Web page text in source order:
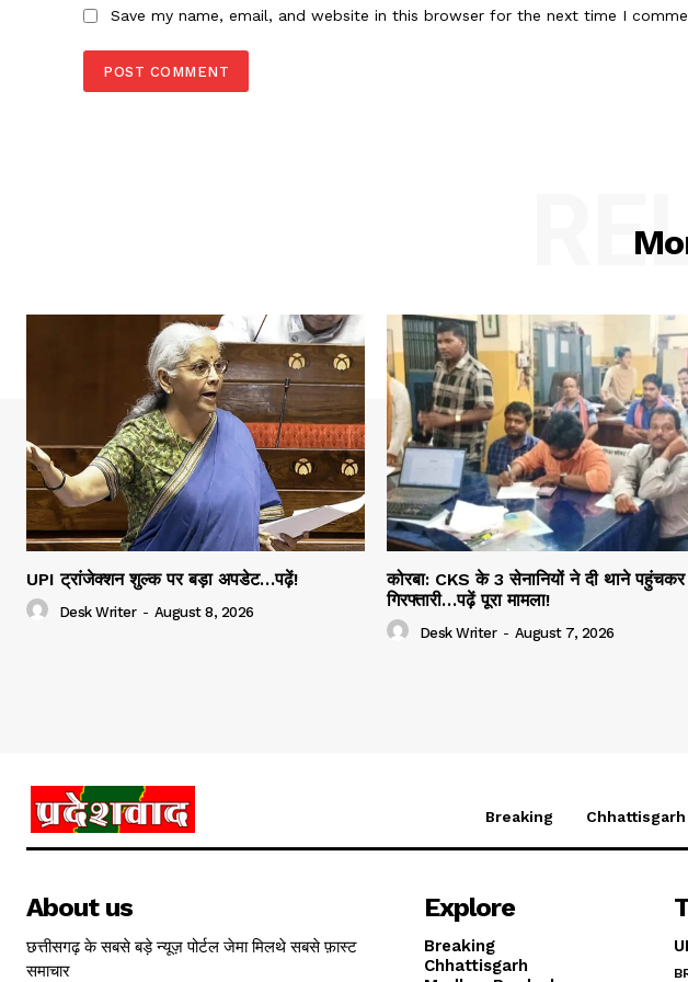
Save my name, email, and website in this browser for the next time I
UPI ट्रांजेक्शन शुल्क पर बड़ा अपडेट…पढ़ें!
Desk Writer - August 8, 2026
कोरबा: CKS के 3 सेनानियों ने दी थाने पहुंचकर
गिरफ्तारी…पढ़ें पूरा मामला!
Desk Writer - August 7, 2026
Breaking Chhattisgarh
About us
छत्तीसगढ़ के सबसे बड़े न्यूज़ पोर्टल जेमा मिलथे सबसे फ़ास्ट
समाचार
Explore
Breaking
Chhattisgarh